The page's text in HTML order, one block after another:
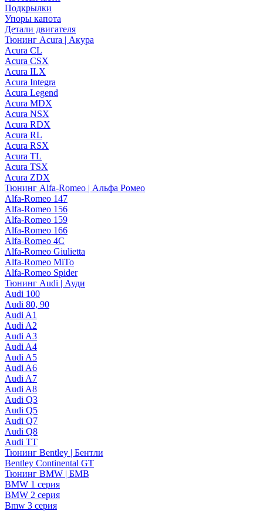
Подкрылки
Упоры капота
Детали двигателя
Тюнинг Acura | Акура
Acura CL
Acura CSX
Acura ILX
Acura Integra
Acura Legend
Acura MDX
Acura NSX
Acura RDX
Acura RL
Acura RSX
Acura TL
Acura TSX
Acura ZDX
Тюнинг Alfa-Romeo | Альфа Ромео
Alfa-Romeo 147
Alfa-Romeo 156
Alfa-Romeo 159
Alfa-Romeo 166
Alfa-Romeo 4C
Alfa-Romeo Giulietta
Alfa-Romeo MiTo
Alfa-Romeo Spider
Тюнинг Audi | Ауди
Audi 100
Audi 80, 90
Audi A1
Audi A2
Audi A3
Audi A4
Audi A5
Audi A6
Audi A7
Audi A8
Audi Q3
Audi Q5
Audi Q7
Audi Q8
Audi TT
Тюнинг Bentley | Бентли
Bentley Continental GT
Тюнинг BMW | БМВ
BMW 1 серия
BMW 2 серия
Bmw 3 серия